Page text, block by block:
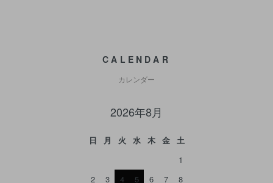
CALENDAR
カレンダー
2026年8月
日 月 火 水 木 金
土
1
2
3 4 5 6 7
8